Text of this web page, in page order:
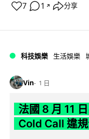
7 1 ↗ 分享
科技娛樂 生活娛樂
Vin 1 日
法國 8 月 11
Cold Call 違